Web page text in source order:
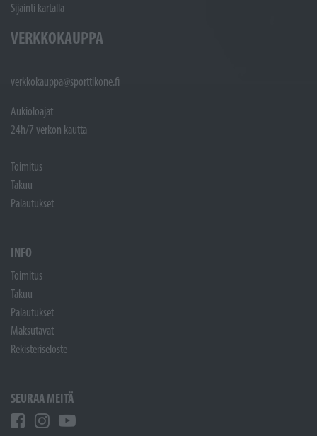
Sijainti kartalla
VERKKOKAUPPA
verkkokauppa@sporttikone.fi
Aukioloajat
24h/7 verkon kautta
Toimitus
Takuu
Palautukset
INFO
Toimitus
Takuu
Palautukset
Maksutavat
Rekisteriseloste
SEURAA MEITÄ